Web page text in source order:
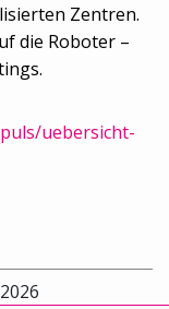
Zentren.
die Roboter –
uebersicht-